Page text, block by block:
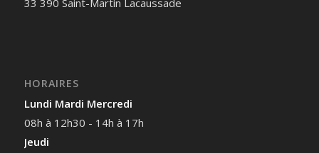
33 390 Saint-Martin Lacaussade
HORAIRES
Lundi Mardi Mercredi
08h à 12h30 - 14h à 17h
Jeudi